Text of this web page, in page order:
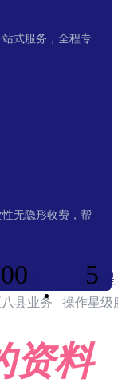
式服务，全程专
无隐形收费，帮
县业务
5 星
操作星级
资料